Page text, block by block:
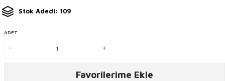
Stok Adedi: 109
ADET
Favorilerime Ekle